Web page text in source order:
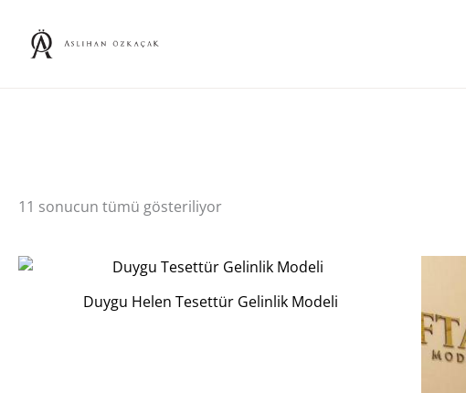
11 sonucun tümü gösteriliyor
Duygu Helen Tesettür Gelinlik Modeli